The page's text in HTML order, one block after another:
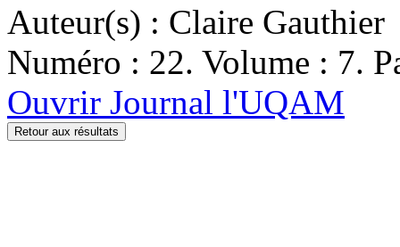
Auteur(s) : Claire Gauthier
Numéro : 22. Volume : 7.
Ouvrir Journal l'UQAM
Retour aux résultats